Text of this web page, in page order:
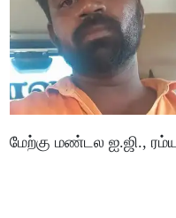
மேற்கு மண்டல ஐ.ஜி.,